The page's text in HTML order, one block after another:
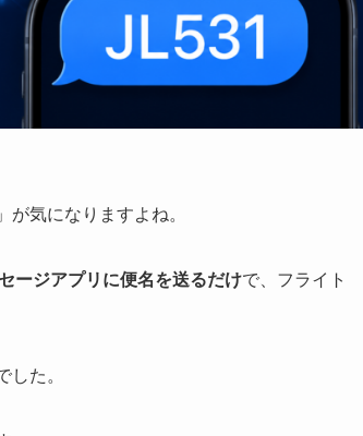
気になりますよね。
ージアプリに便名を送るだけで、フライト
た。